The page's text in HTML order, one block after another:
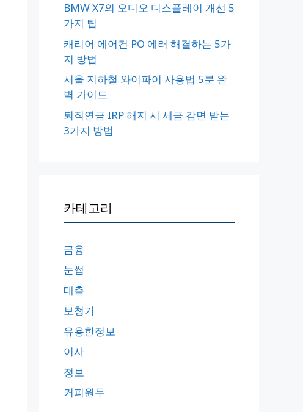
BMW X7의 오디오 디스플레이 개선 5
가지 팁
캐리어 에어컨 PO 에러 해결하는 5가
지 방법
서울 지하철 와이파이 사용법 5분 완
벽 가이드
퇴직연금 IRP 해지 시 세금 감면 받는
3가지 방법
카테고리
금융
눈썹
대출
보청기
유용한정보
이사
정보
커피원두